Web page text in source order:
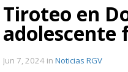
Tiroteo en
adolescente
Jun 7, 2024 in Noticias RGV